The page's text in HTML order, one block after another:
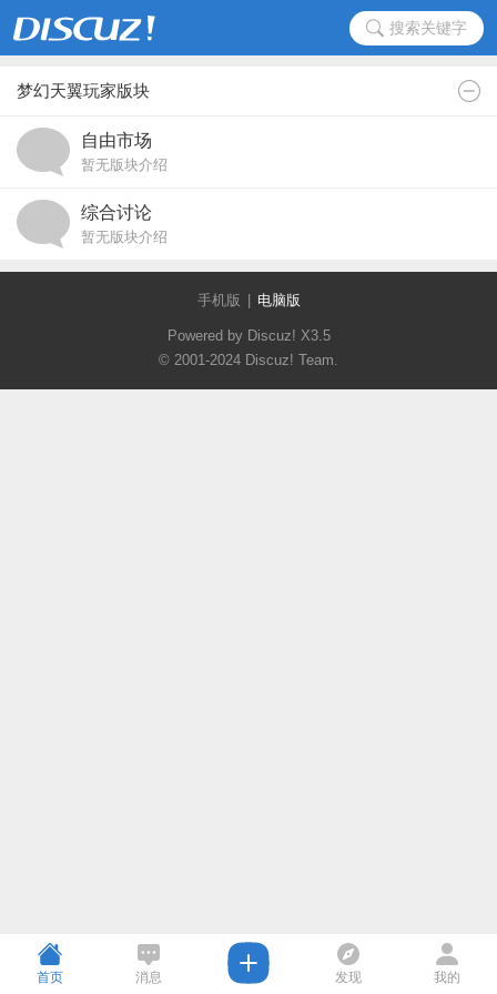
搜索关键字
梦幻天翼玩家版块
自由市场
暂无版块介绍
综合讨论
暂无版块介绍
手机版 电脑版
Powered by Discuz! X3.5
© 2001-2024 Discuz! Team.
首页 消息 发现 我的